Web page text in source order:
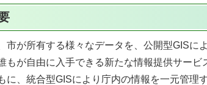
市が所有する様々なデータを、公開型GISに
もが自由に入手できる新たな情報提供サー
に、統合型GISにより庁内の情報を一元管理